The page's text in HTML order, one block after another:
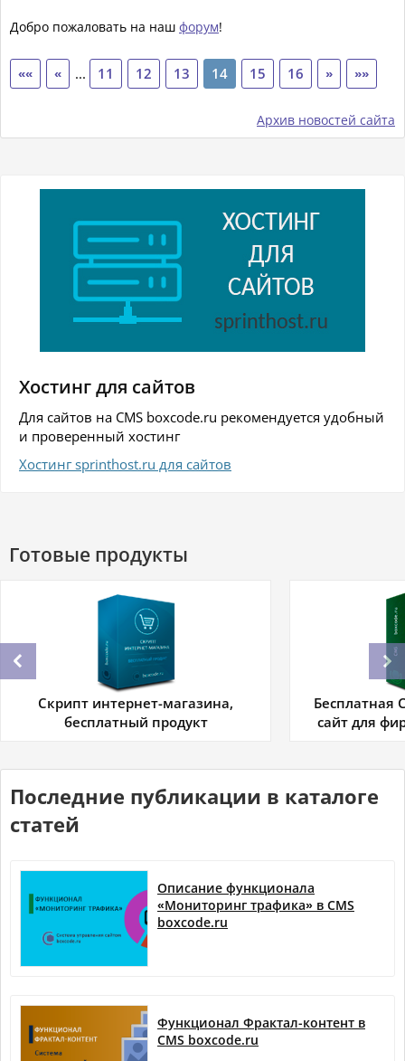
Добро пожаловать на наш форум!
«« « ... 11 12 13 14 15 16 » »»
Архив новостей сайта
Хостинг для сайтов
Для сайтов на CMS boxcode.ru рекомендуется удобный
и проверенный хостинг
Хостинг sprinthost.ru для сайтов
Готовые продукты
Скрипт интернет-магазина,
бесплатный продукт
Бесплатная
сайт для
Последние публикации в каталоге
статей
Описание функционала
«Мониторинг трафика» в CMS
boxcode.ru
Функционал Фрактал-контент в
CMS boxcode.ru